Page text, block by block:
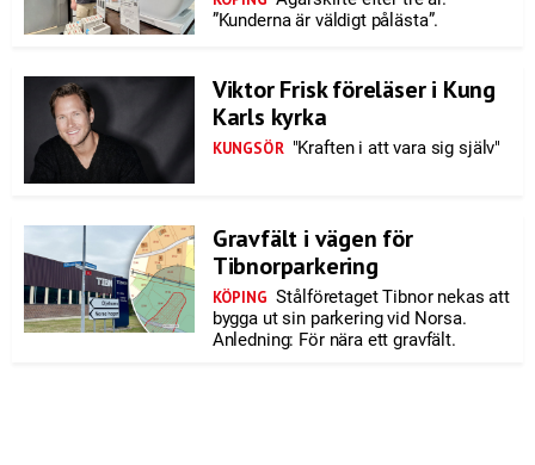
”Kunderna är väldigt pålästa”.
Viktor Frisk föreläser i Kung
Karls kyrka
KUNGSÖR "Kraften i att vara sig själv"
Gravfält i vägen för
Tibnorparkering
KÖPING Stålföretaget Tibnor nekas att
bygga ut sin parkering vid Norsa.
Anledning: För nära ett gravfält.